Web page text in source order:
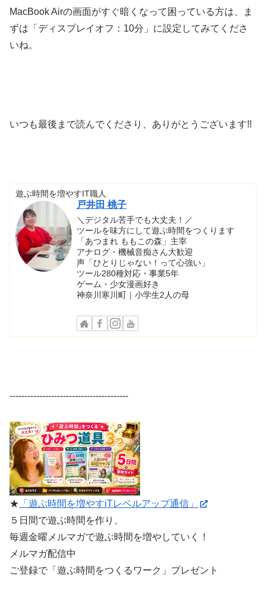
MacBook Airの画面がすぐ暗くなって困っている方は、ま
ずは「ディスプレイオフ：10分」に設定してみてくださ
いね。
いつも最後まで読んでくださり、ありがとうございます!!
遊ぶ時間を増やすIT職人
戸井田 桃子
＼デジタル苦手でも大丈夫！／
ツールを味方にして遊ぶ時間をつくります
「あつまれ ももこの森」主宰
アナログ・機械音痴さん大歓迎
声「ひとりじゃない！って心強い」
ツール280種対応・事業5年
ゲーム・少女漫画好き
神奈川寒川町｜小学生2人の母
----------------------------------------
★ 「遊ぶ時間を増やすiTレベルアップ通信」
５日間で遊ぶ時間を作り、
毎週金曜メルマガで遊ぶ時間を増やしていく！
メルマガ配信中
ご登録で「遊ぶ時間をつくるワーク」プレゼント